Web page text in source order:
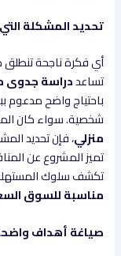
تحديد المشكلة
أي فكرة ناجحة
تساعددراسة جدوى
باحتياج واضح مدعوم
شخصية. سواء كان
منزلي، فإن تحديد
تميز المشروع عن
تكشف سلوك
مناسبة للسوق
صياغة أهداف